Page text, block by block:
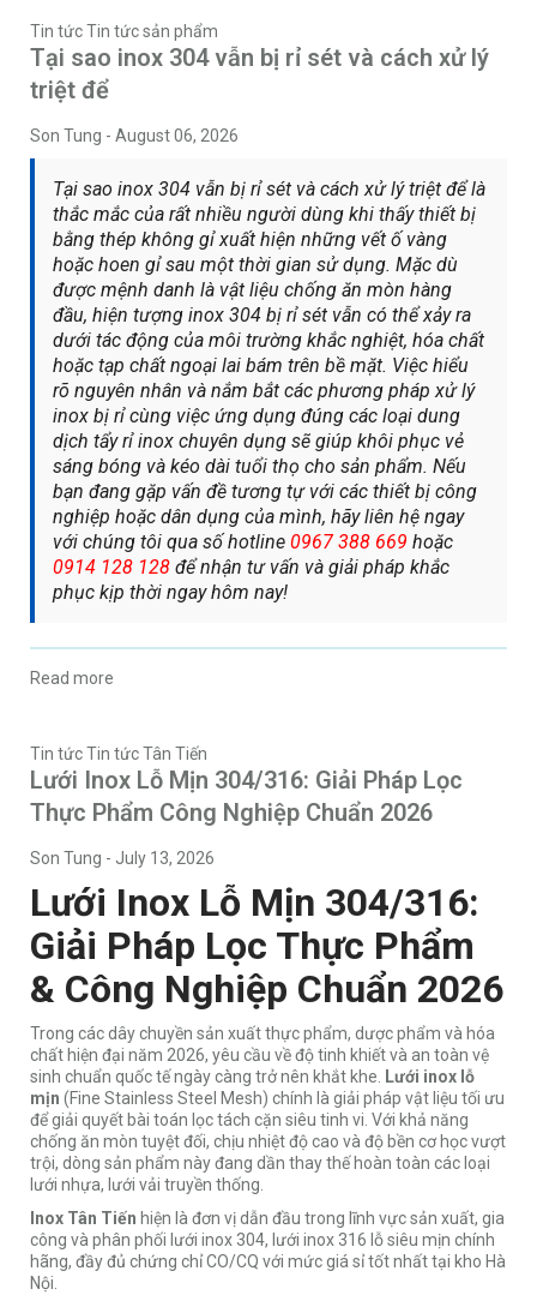
Tin tứcTin tức sản phẩm
Tại sao inox 304 vẫn bị rỉ sét và cách xử lý
triệt để
Son Tung - August 06, 2026
Tại sao inox 304 vẫn bị rỉ sét và cách xử lý triệt để là
thắc mắc của rất nhiều người dùng khi thấy thiết bị
bằng thép không gỉ xuất hiện những vết ố vàng
hoặc hoen gỉ sau một thời gian sử dụng. Mặc dù
được mệnh danh là vật liệu chống ăn mòn hàng
đầu, hiện tượng inox 304 bị rỉ sét vẫn có thể xảy ra
dưới tác động của môi trường khắc nghiệt, hóa chất
hoặc tạp chất ngoại lai bám trên bề mặt. Việc hiểu
rõ nguyên nhân và nắm bắt các phương pháp xử lý
inox bị rỉ cùng việc ứng dụng đúng các loại dung
dịch tẩy rỉ inox chuyên dụng sẽ giúp khôi phục vẻ
sáng bóng và kéo dài tuổi thọ cho sản phẩm. Nếu
bạn đang gặp vấn đề tương tự với các thiết bị công
nghiệp hoặc dân dụng của mình, hãy liên hệ ngay
với chúng tôi qua số hotline 0967 388 669 hoặc
0914 128 128 để nhận tư vấn và giải pháp khắc
phục kịp thời ngay hôm nay!
Read more
Tin tứcTin tức Tân Tiến
Lưới Inox Lỗ Mịn 304/316: Giải Pháp Lọc
Thực Phẩm Công Nghiệp Chuẩn 2026
Son Tung - July 13, 2026
Lưới Inox Lỗ Mịn 304/316:
Giải Pháp Lọc Thực Phẩm
& Công Nghiệp Chuẩn 2026
Trong các dây chuyền sản xuất thực phẩm, dược phẩm và hóa
chất hiện đại năm 2026, yêu cầu về độ tinh khiết và an toàn vệ
sinh chuẩn quốc tế ngày càng trở nên khắt khe. Lưới inox lỗ
mịn (Fine Stainless Steel Mesh) chính là giải pháp vật liệu tối ưu
để giải quyết bài toán lọc tách cặn siêu tinh vi. Với khả năng
chống ăn mòn tuyệt đối, chịu nhiệt độ cao và độ bền cơ học vượt
trội, dòng sản phẩm này đang dần thay thế hoàn toàn các loại
lưới nhựa, lưới vải truyền thống.
Inox Tân Tiến hiện là đơn vị dẫn đầu trong lĩnh vực sản xuất, gia
công và phân phối lưới inox 304, lưới inox 316 lỗ siêu mịn chính
hãng, đầy đủ chứng chỉ CO/CQ với mức giá sỉ tốt nhất tại kho Hà
Nội.